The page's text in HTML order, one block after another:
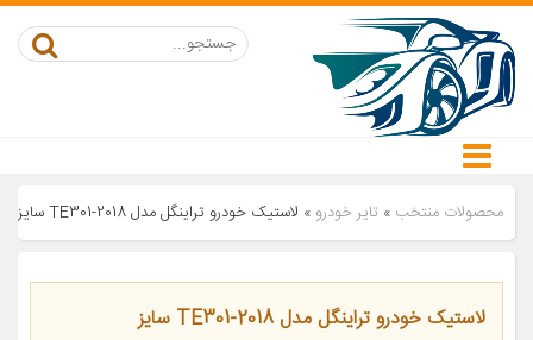
محصولات منتخب » تایر خودرو » لاستیک خودرو تراینگل مدل TE301-2018 سایز 165/65R13 – دو حلقه
لاستیک خودرو تراینگل مدل TE301-2018 سایز